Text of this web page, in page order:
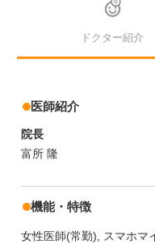
ドクター紹介
医師紹介
院長
富所 隆
機能・特徴
女性医師(常勤) スマホマ